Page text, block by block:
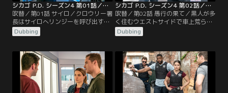
シカゴ P.D. シーズン4 第01話／吹替
吹替／第01話 サイロ／クロウリー署
長はサイロへリンジーを呼び出す。
ボイトがジャスティン殺害犯のビン
ガムをサイロへ連れて来て、殺して
だ。リンジーはボイトをかばって嘘
を突き通すが……。その頃、駐車場
で焼けた車の中から焼死体が見つか
る。
Dubbing
シカゴ P.D. シーズン4 第02話／吹替
吹替／第02話 愚行の果て／黒人が多
く住むウエストサイドで車上荒らし
の一報が入り、パトロール中のバー
ジェスと新パートナーのテイは現場
を取り逃がすが、大けがをした白人
青年ネイサンを発見する。少年らが
落とした免許証は車の持ち主で、ネ
イサンの婚約者サラのものだったが
彼女の姿はどこにもなかった。
Dubbing